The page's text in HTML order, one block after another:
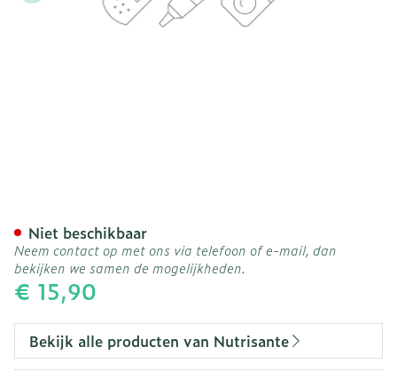
€ 15,90
Niet beschikbaar
Neem contact op met ons via telefoon of e-mail, dan
bekijken we samen de mogelijkheden.
Bekijk alle producten van Nutrisante